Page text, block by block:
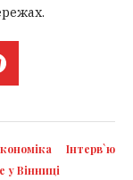
Інтерв`ю
у Вінниці